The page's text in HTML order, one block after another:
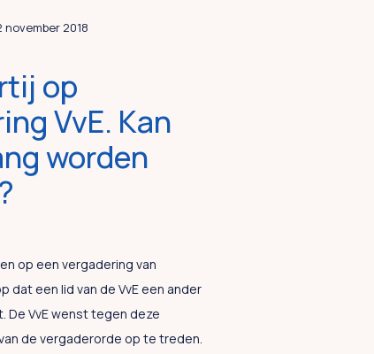
november 2018
op
VvE. Kan
worden
op een vergadering van
dat een lid van de VvE een ander
De VvE wenst tegen deze
de vergaderorde op te treden.